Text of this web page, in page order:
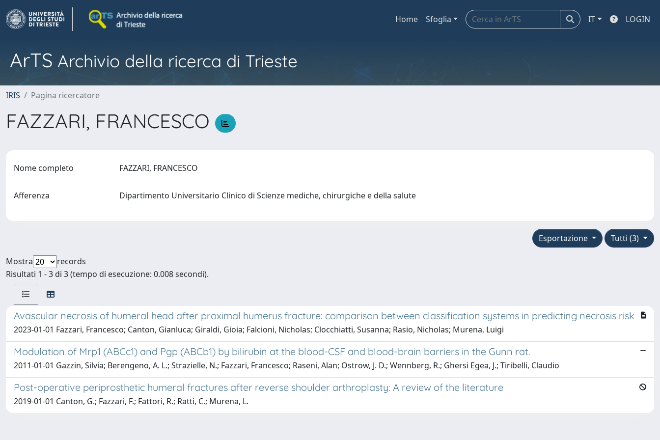
Home Sfoglia IT LOGIN
ArTS Archivio della ricerca di Trieste
IRIS Pagina ricercatore
FAZZARI, FRANCESCO
Nome completo FAZZARI, FRANCESCO
Afferenza Dipartimento Universitario Clinico di Scienze mediche, chirurgiche e della salute
Tutti (3)
Esportazione
Mostra
records
Risultati 1 - 3 di 3 (tempo di esecuzione: 0.008 secondi).
Avascular necrosis of humeral head after proximal humerus fracture: comparison between classification systems in predicting necrosis risk
2023-01-01 Fazzari, Francesco; Canton, Gianluca; Giraldi, Gioia; Falcioni, Nicholas; Clocchiatti, Susanna; Rasio, Nicholas; Murena, Luigi
Modulation of Mrp1 (ABCc1) and Pgp (ABCb1) by bilirubin at the blood-CSF and blood-brain barriers in the Gunn rat.
2011-01-01 Gazzin, Silvia; Berengeno, A. L.; Strazielle, N.; Fazzari, Francesco; Raseni, Alan; Ostrow, J. D.; Wennberg, R.; Ghersi Egea, J.; Tiribelli, Claudio
Post-operative periprosthetic humeral fractures after reverse shoulder arthroplasty: A review of the literature
2019-01-01 Canton, G.; Fazzari, F.; Fattori, R.; Ratti, C.; Murena, L.